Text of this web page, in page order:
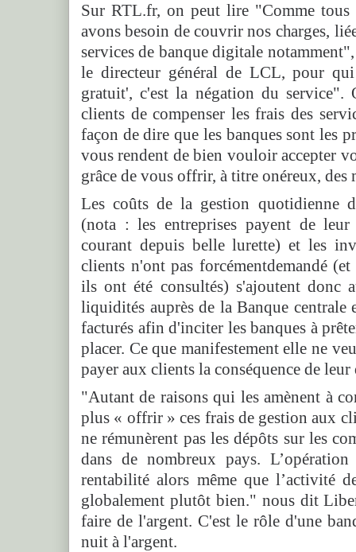
Sur RTL.fr, on peut lire "Comme tous
avons besoin de couvrir nos charges,
services de banque digitale
le directeur général de LCL, pour
gratuit', c'est la négation du service".
clients de compenser les frais des
façon de dire que les banques sont les
vous rendent de bien vouloir accepter
grâce de vous offrir, à titre onéreux, des
Les coûts de la gestion quotidienne
(nota : les entreprises payent de
courant depuis belle lurette) et les
clients n'ont pas forcémentdemandé
ils ont été consultés) s'ajoutent donc
liquidités auprès de la Banque centrale
facturés afin d'inciter les banques à
placer. Ce que manifestement elle ne
payer aux clients la conséquence de
"Autant de raisons qui les amènent à
plus « offrir » ces frais de gestion aux
ne rémunèrent pas les dépôts sur les
dans de nombreux pays.
rentabilité alors même que l’activité
globalement plutôt bien." nous dit
faire de l'argent. C'est le rôle d'une
nuit à l'argent.